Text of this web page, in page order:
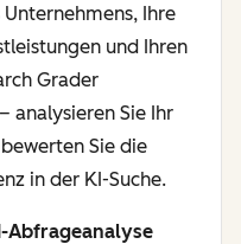
Ihre
und Ihren
Grader
analysieren Sie Ihr
Sie die
in der KI-Suche.
Abfrageanalyse